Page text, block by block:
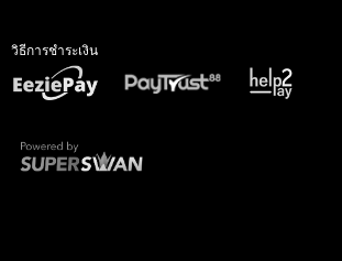
วิธีการชำระเงิน